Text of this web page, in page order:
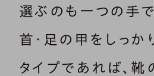
選ぶのも一つの手で
首・足の甲をしっか
タイプであれば、靴